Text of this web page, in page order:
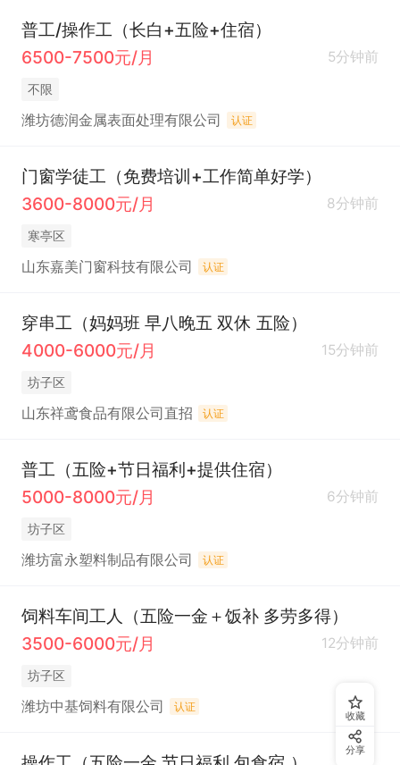
普工/操作工（长白+五险+住宿）
6500-7500元/月
5分钟前
不限
潍坊德润金属表面处理有限公司 认证
门窗学徒工（免费培训+工作简单好学）
3600-8000元/月
8分钟前
寒亭区
山东嘉美门窗科技有限公司 认证
穿串工（妈妈班 早八晚五 双休 五险）
4000-6000元/月
15分钟前
坊子区
山东祥鸢食品有限公司直招 认证
普工（五险+节日福利+提供住宿）
5000-8000元/月
6分钟前
坊子区
潍坊富永塑料制品有限公司 认证
饲料车间工人（五险一金＋饭补 多劳多得）
3500-6000元/月
12分钟前
坊子区
潍坊中基饲料有限公司 认证
收藏
分享